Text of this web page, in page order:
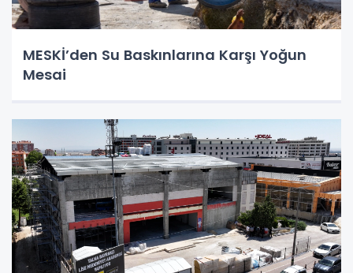
MESKİ’den Su Baskınlarına Karşı Yoğun
Mesai